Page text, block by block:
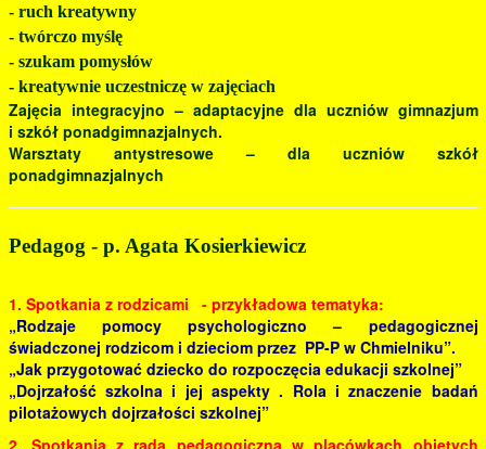
- ruch kreatywny
- twórczo myślę
- szukam pomysłów
- kreatywnie uczestniczę w zajęciach
Zajęcia integracyjno – adaptacyjne dla uczniów gimnazjum
i szkół ponadgimnazjalnych.
Warsztaty antystresowe – dla uczniów szkół
ponadgimnazjalnych
Pedagog - p. Agata Kosierkiewicz
1. Spotkania z rodzicami - przykładowa tematyka:
„Rodzaje pomocy psychologiczno – pedagogicznej
świadczonej rodzicom i dzieciom przez PP-P w Chmielniku”.
„Jak przygotować dziecko do rozpoczęcia edukacji szkolnej”
„Dojrzałość szkolna i jej aspekty . Rola i znaczenie badań
pilotażowych dojrzałości szkolnej”
2. Spotkania z radą pedagogiczną w placówkach objętych